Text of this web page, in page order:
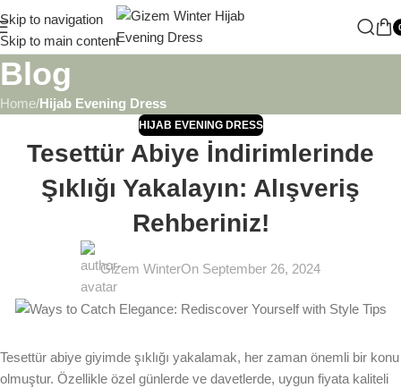
Skip to navigation
Skip to main content
Your orders will be shipped within 1 - 9 business days.
Blog
Home/Hijab Evening Dress
HIJAB EVENING DRESS
Tesettür Abiye İndirimlerinde
Şıklığı Yakalayın: Alışveriş
Rehberiniz!
Gizem WinterOn September 26, 2024
Tesettür abiye giyimde şıklığı yakalamak, her zaman önemli bir konu
olmuştur. Özellikle özel günlerde ve davetlerde, uygun fiyata kaliteli